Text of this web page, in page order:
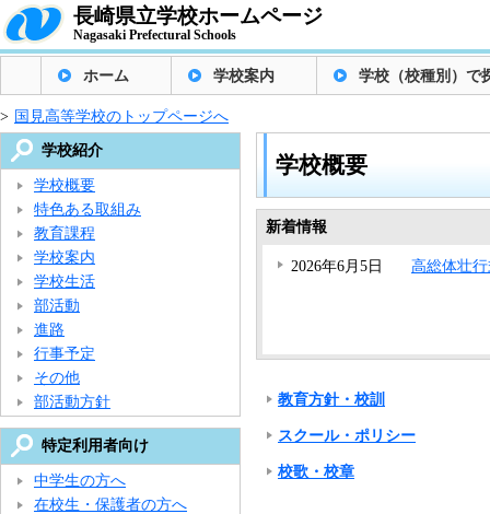
長崎県立学校ホームページ
Nagasaki Prefectural Schools
ホーム 学校案内 学校（校種別）で
> 国見高等学校のトップページへ
学校概要
新着情報
2026年6月5日 高総体壮
教育方針・校訓
スクール・ポリシー
校歌・校章
学校紹介
学校概要
特色ある取組み
教育課程
学校案内
学校生活
部活動
進路
行事予定
その他
部活動方針
特定利用者向け
中学生の方へ
在校生・保護者の方へ